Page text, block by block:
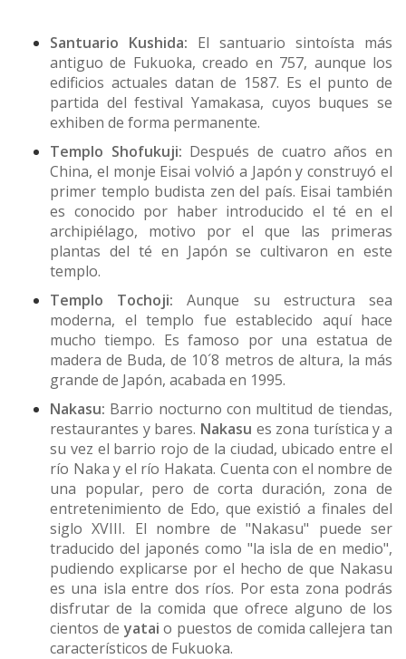
Santuario Kushida: El santuario sintoísta más
antiguo de Fukuoka, creado en 757, aunque los
edificios actuales datan de 1587. Es el punto de
partida del festival Yamakasa, cuyos buques se
exhiben de forma permanente.
Templo Shofukuji: Después de cuatro años en
China, el monje Eisai volvió a Japón y construyó el
primer templo budista zen del país. Eisai también
es conocido por haber introducido el té en el
archipiélago, motivo por el que las primeras
plantas del té en Japón se cultivaron en este
templo.
Templo Tochoji:Aunque su estructura sea
moderna, el templo fue establecido aquí hace
mucho tiempo. Es famoso por una estatua de
madera de Buda, de 10´8 metros de altura, la más
grande de Japón, acabada en 1995.
Nakasu: Barrio nocturno con multitud de tiendas,
restaurantes y bares. Nakasu es zona turística y a
su vez el barrio rojo de la ciudad, ubicado entre el
río Naka y el río Hakata. Cuenta con el nombre de
una popular, pero de corta duración, zona de
entretenimiento de Edo, que existió a finales del
siglo XVIII. El nombre de "Nakasu" puede ser
traducido del japonés como "la isla de en medio",
pudiendo explicarse por el hecho de que Nakasu
es una isla entre dos ríos. Por esta zona podrás
disfrutar de la comida que ofrece alguno de los
cientos deyataio puestos de comida callejera tan
característicos de Fukuoka.